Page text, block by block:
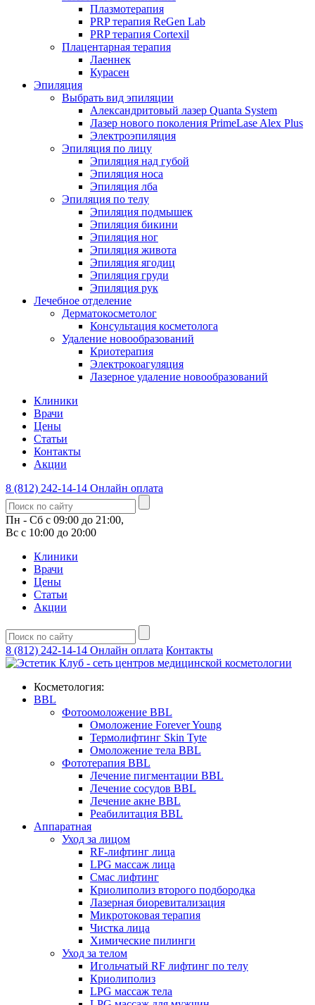
Плазмотерапия
PRP терапия ReGen Lab
PRP терапия Cortexil
Плацентарная терапия
Лаеннек
Курасен
Эпиляция
Выбрать вид эпиляции
Александритовый лазер Quanta System
Лазер нового поколения PrimeLase Alex Plus
Электроэпиляция
Эпиляция по лицу
Эпиляция над губой
Эпиляция носа
Эпиляция лба
Эпиляция по телу
Эпиляция подмышек
Эпиляция бикини
Эпиляция ног
Эпиляция живота
Эпиляция ягодиц
Эпиляция груди
Эпиляция рук
Лечебное отделение
Дерматокосметолог
Консультация косметолога
Удаление новообразований
Криотерапия
Электрокоагуляция
Лазерное удаление новообразований
Клиники
Врачи
Цены
Статьи
Контакты
Акции
8 (812) 242-14-14 Онлайн оплата
Пн - Сб с 09:00 до 21:00,
Вс с 10:00 до 20:00
Клиники
Врачи
Цены
Статьи
Акции
8 (812) 242-14-14 Онлайн оплата Контакты
Косметология:
BBL
Фотоомоложение BBL
Омоложение Forever Young
Термолифтинг Skin Tyte
Омоложение тела BBL
Фототерапия BBL
Лечение пигментации BBL
Лечение сосудов BBL
Лечение акне BBL
Реабилитация BBL
Аппаратная
Уход за лицом
RF-лифтинг лица
LPG массаж лица
Смас лифтинг
Криолиполиз второго подбородка
Лазерная биоревитализация
Микротоковая терапия
Чистка лица
Химические пилинги
Уход за телом
Игольчатый RF лифтинг по телу
Криолиполиз
LPG массаж тела